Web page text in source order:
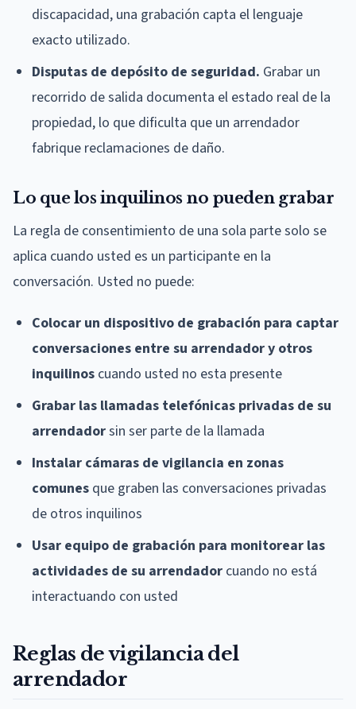
discapacidad, una grabación capta el lenguaje
exacto utilizado.
Disputas de depósito de seguridad. Grabar un
recorrido de salida documenta el estado real de la
propiedad, lo que dificulta que un arrendador
fabrique reclamaciones de daño.
Lo que los inquilinos no pueden grabar
La regla de consentimiento de una sola parte solo se
aplica cuando usted es un participante en la
conversación. Usted no puede:
Colocar un dispositivo de grabación para captar
conversaciones entre su arrendador y otros
inquilinos cuando usted no esta presente
Grabar las llamadas telefónicas privadas de su
arrendadorsin ser parte de la llamada
Instalar cámaras de vigilancia en zonas
comunes que graben las conversaciones privadas
de otros inquilinos
Usar equipo de grabación para monitorear las
actividades de su arrendador cuando no está
interactuando con usted
Reglas de vigilancia del
arrendador